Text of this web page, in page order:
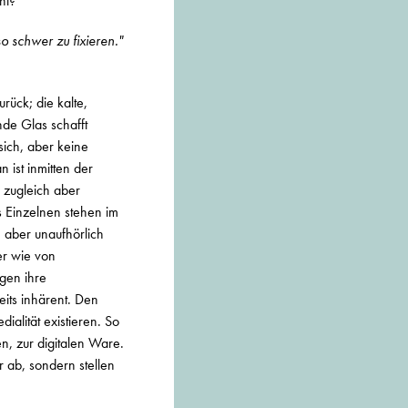
schwer zu fixieren."
die kalte,
Glas schafft
aber keine
ist inmitten der
aber
stehen im
aber unaufhörlich
wie von
ihre
inhärent. Den
existieren. So
zur digitalen Ware.
ab, sondern stellen